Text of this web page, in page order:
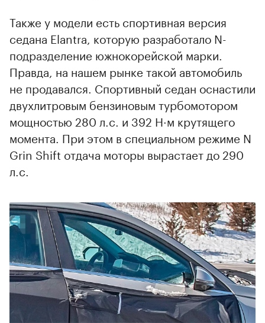
Также у модели есть спортивная версия
седана Elantra, которую разработало N-
подразделение южнокорейской марки.
Правда, на нашем рынке такой автомобиль
не продавался. Спортивный седан оснастили
двухлитровым бензиновым турбомотором
мощностью 280 л.с. и 392 Н·м крутящего
момента. При этом в специальном режиме N
Grin Shift отдача моторы вырастает до 290
л.с.